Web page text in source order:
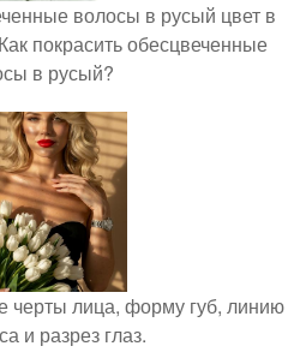
волосы в русый цвет в
покрасить обесцвеченные
в русый?
черты лица, форму губ, линию
и разрез глаз.